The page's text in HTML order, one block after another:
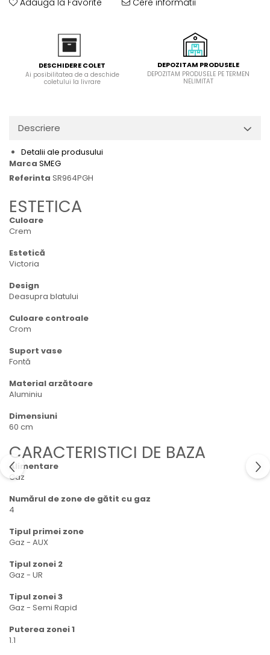
Domino( seturi modulare)
Mixte
DESCHIDERE COLET
Ai posibilitatea de a deschide
coletului la livrare
DEPOZITAM PRODUSELE
DEPOZITAM PRODUSELE PE TERMEN
NELIMITAT
Descriere
Detalii ale produsului
Marca SMEG
Referinta SR964PGH
ESTETICA
Culoare
Crem
Estetică
Victoria
Design
Deasupra blatului
Culoare controale
Crom
Suport vase
Fontă
Material arzătoare
Aluminiu
Dimensiuni
60 cm
CARACTERISTICI DE BAZA
Alimentare
Gaz
Numărul de zone de gătit cu gaz
4
Tipul primei zone
Gaz - AUX
Tipul zonei 2
Gaz - UR
Tipul zonei 3
Gaz - Semi Rapid
Puterea zonei 1
1.1